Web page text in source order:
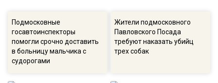
Подмосковные
госавтоинспекторы
помогли срочно доставить
в больницу мальчика с
судорогами
Жители подмосковного
Павловского Посада
требуют наказать убийц
трех собак